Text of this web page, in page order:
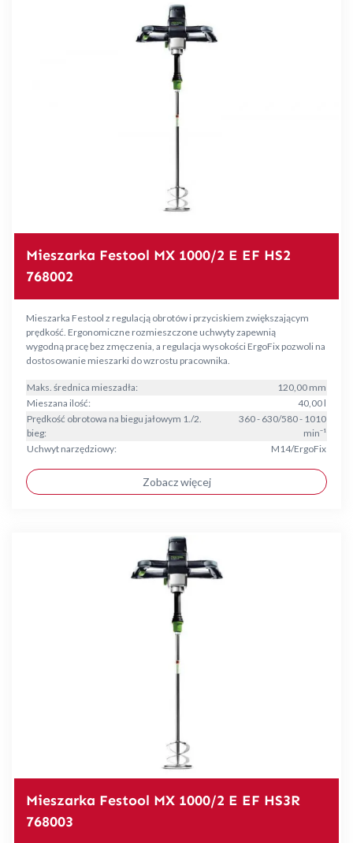
Mieszarka Festool MX 1000/2 E EF HS2
768002
Mieszarka Festool z regulacją obrotów i przyciskiem zwiększającym
prędkość. Ergonomiczne rozmieszczone uchwyty zapewnią
wygodną pracę bez zmęczenia, a regulacja wysokości ErgoFix pozwoli na
dostosowanie mieszarki do wzrostu pracownika.
Maks. średnica mieszadła:
120,00 mm
Mieszana ilość:
40,00 l
Prędkość obrotowa na biegu jałowym 1./2.
bieg:
360 - 630/580 - 1010
min⁻¹
Uchwyt narzędziowy:
M14/ErgoFix
Zobacz więcej
Mieszarka Festool MX 1000/2 E EF HS3R
768003